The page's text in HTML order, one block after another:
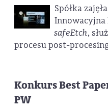
Spółka
Innowacyjna
safeEtch,
procesu post-
Konkurs Best
PW